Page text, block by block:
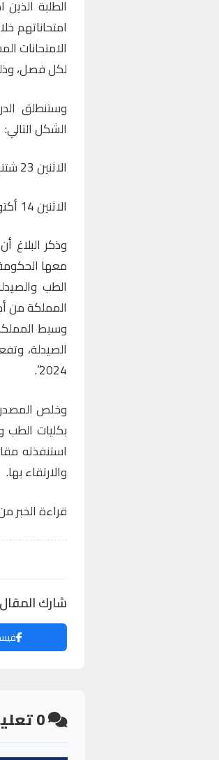
امتحاناتهم
لكل فصل، وذلك
الشكل التالي:
الاثنين 23 شتنبر 2024 بالنسبة للطلبة الجدد المسجلين بالسنة الأولى:
الاثنين 14 أكتوبر 2024 بالنسبة لطلبة المستويات الأخرى.
وذكر
معها
الطب
المملكة من
وسبط
2024”.
وخلص المصدر
بكليات الطب
استنفذته
والارتقاء بها.
قراءة الخبر
شارك المقال
0